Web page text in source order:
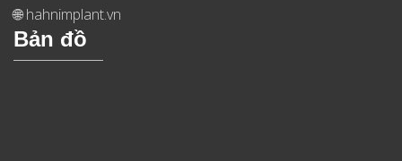
🌐hahnimplant.vn
Bản đồ